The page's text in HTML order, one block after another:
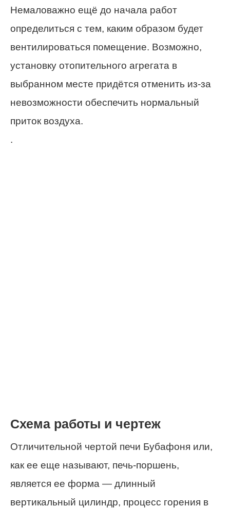
Немаловажно ещё до начала работ
определиться с тем, каким образом будет
вентилироваться помещение. Возможно,
установку отопительного агрегата в
выбранном месте придётся отменить из-за
невозможности обеспечить нормальный
приток воздуха.
.
Схема работы и чертеж
Отличительной чертой печи Бубафоня или,
как ее еще называют, печь-поршень,
является ее форма — длинный
вертикальный цилиндр, процесс горения в